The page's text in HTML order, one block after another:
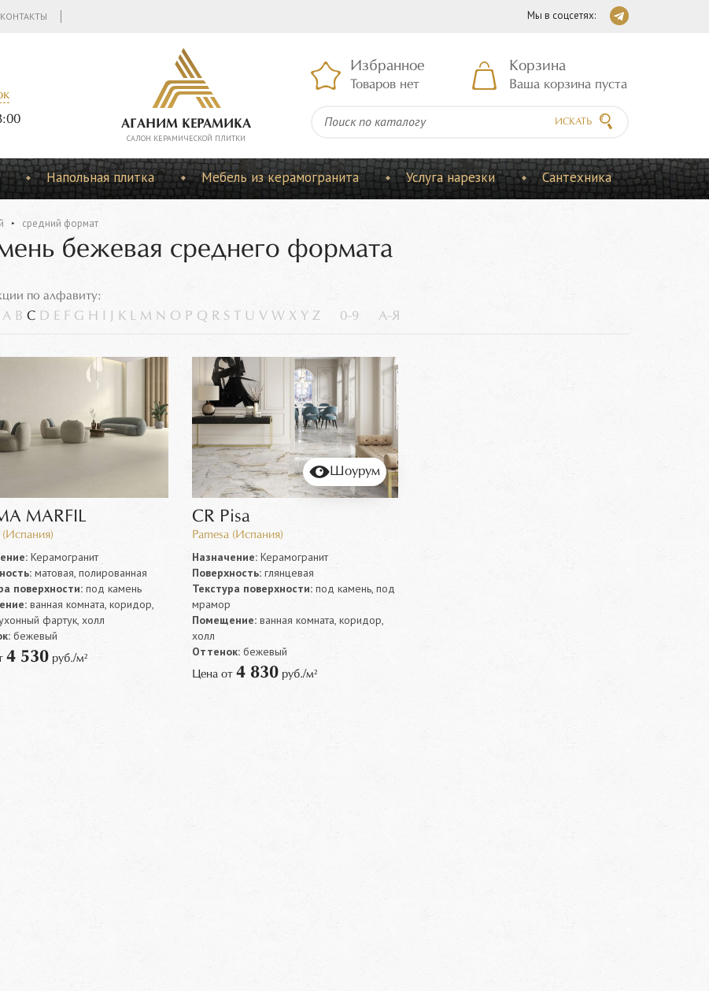
КОНТАКТЫ Мы в соцсетях:
АГАНИМ КЕРАМИКА
CАЛОН КЕРАМИЧЕСКОЙ ПЛИТКИ
Избранное
Товаров нет
Корзина
Ваша корзина пуста
ИСКАТЬ
Напольная плитка Мебель из керамогранита Услуга нарезки Сантехника
средний формат
бежевая среднего формата
по алфавиту:
A B C D E F G H K L M N O P Q R S U V W X Y Z 0-9 А-Я
MARFIL
(Испания)
Керамогранит
матовая, полированная
поверхности:под камень
ванная комната, коридор,
фартук, холл
бежевый
4 530руб./м²
Шоурум
CR Pisa
Pamesa (Испания)
Назначение:Керамогранит
Поверхность:глянцевая
Текстура поверхности:под камень, под
мрамор
Помещение:ванная комната, коридор,
холл
Оттенок:бежевый
Цена от 4 830руб./м²